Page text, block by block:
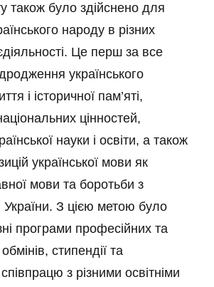
також було здійснено для
народу в різних
Це перш за все
українського
і історичної пам’яті,
цінностей,
науки і освіти, а також
української мови як
мови та боротьби з
України. З цією метою було
програми професійних та
стипендії та
з різними освітніми